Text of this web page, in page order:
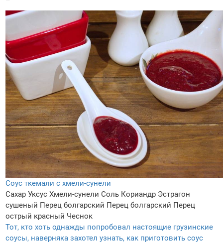
Соус ткемали с хмели-сунели
Сахар Уксус Хмели-сунели Соль Кориандр Эстрагон
сушеный Перец болгарский Перец болгарский Перец
острый красный Чеснок
Тот, кто хоть однажды попробовал настоящие грузинские
соусы, наверняка захотел узнать, как приготовить соус